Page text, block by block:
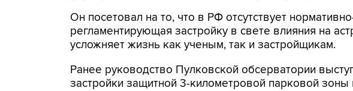
Он посетовал на то, что в РФ отсутствует
регламентирующая застройку в свете влияния на
усложняет жизнь как ученым, так и застройщикам.
Ранее руководство Пулковской обсерватории
застройки защитной 3-километровой парковой